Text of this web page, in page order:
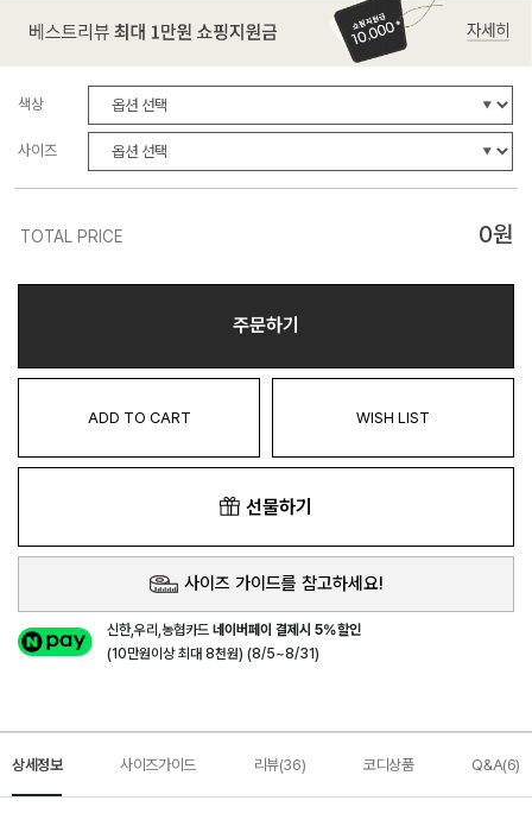
색상
사이즈
TOTAL PRICE 0원
주문하기
ADD TO CART WISH LIST
선물하기
사이즈 가이드를 참고하세요!
신한,우리,농협카드네이버페이 결제시 5%할인
(10만원이상 최대 8천원) (8/5~8/31)
상세정보 사이즈가이드 리뷰(36) 코디상품 Q&A(6)